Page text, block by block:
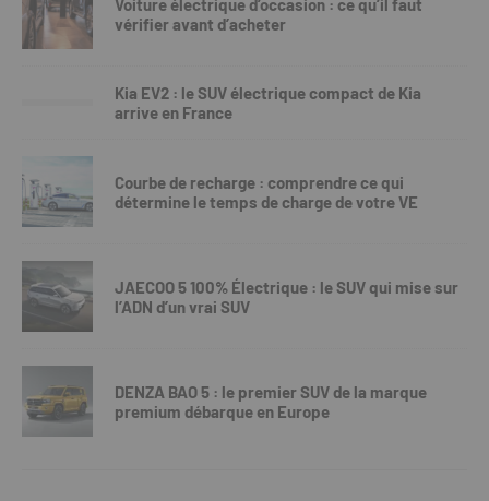
Voiture électrique d’occasion : ce qu’il faut
vérifier avant d’acheter
Kia EV2 : le SUV électrique compact de Kia
arrive en France
Courbe de recharge : comprendre ce qui
détermine le temps de charge de votre VE
JAECOO 5 100% Électrique : le SUV qui mise sur
l’ADN d’un vrai SUV
DENZA BAO 5 : le premier SUV de la marque
premium débarque en Europe